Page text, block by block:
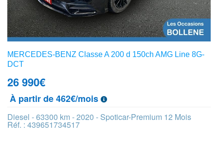
MERCEDES-BENZ Classe A 200 d 150ch AMG Line 8G-
DCT
26 990€
À partir de 462€/mois
Diesel - 63300 km - 2020 - Spoticar-Premium 12 Mois
Réf. : 439651734517